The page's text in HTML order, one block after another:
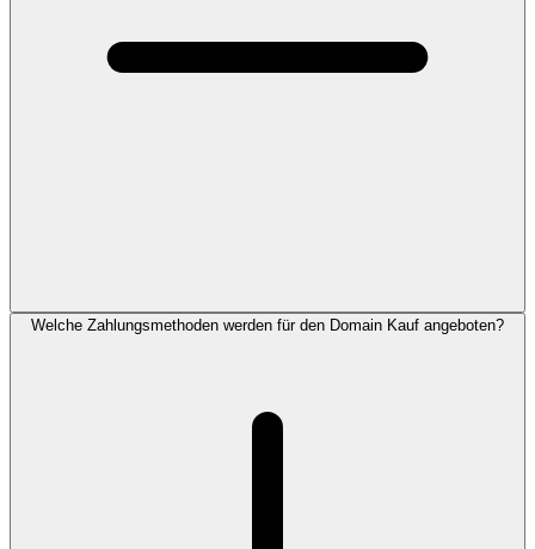
Welche Zahlungsmethoden werden für den Domain Kauf angeboten?